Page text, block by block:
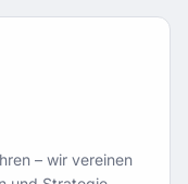
– wir vereinen